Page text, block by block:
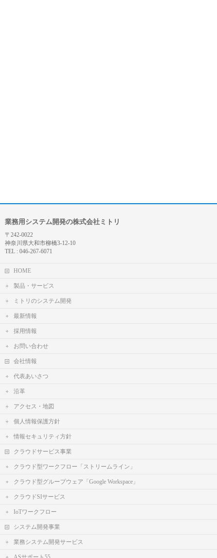
業務用システム開発の株式会社ミトリ
〒242-0022
神奈川県大和市柳橋3-12-10
TEL : 046-267-6071
HOME
製品・サービス
ミトリのシステム開発
最新情報
採用情報
お問い合わせ
会社情報
代表あいさつ
沿革
アクセス・地図
個人情報保護方針
情報セキュリティ方針
クラウドサービス事業
クラウド型ワークフロー「ストリームライン」
クラウド型グループウェア「Google Workspace」
クラウドSIサービス
IoTワークフロー
システム開発事業
業務システム開発サービス